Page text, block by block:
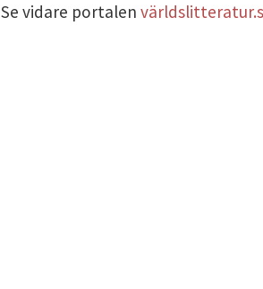
Se vidare portalen